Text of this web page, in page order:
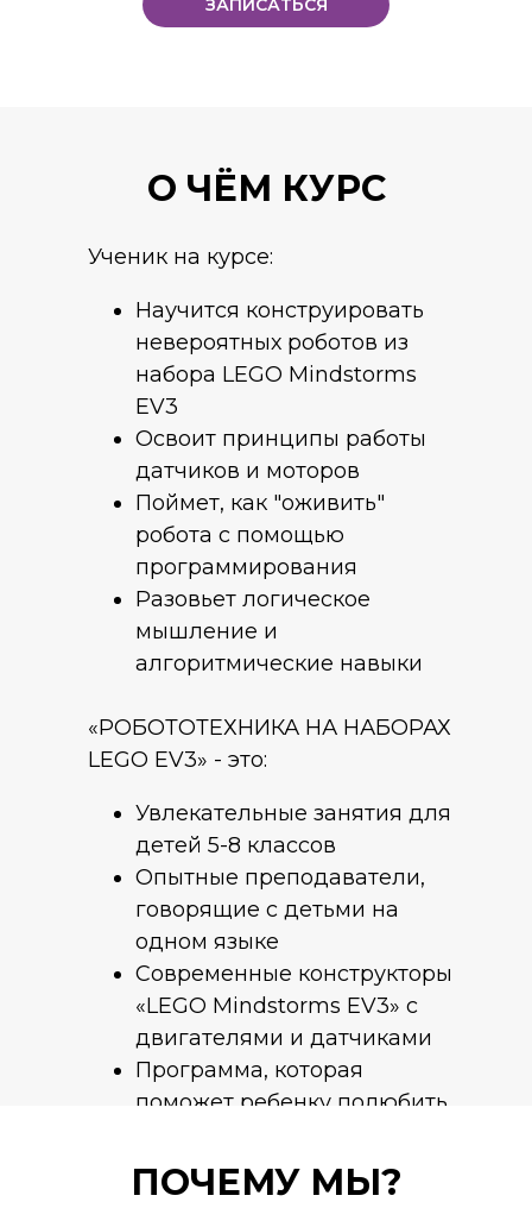
О ЧЁМ КУРС
Ученик на курсе:
Научится конструировать
невероятных роботов из
набора LEGO Mindstorms
EV3
Освоит принципы работы
датчиков и моторов
Поймет, как "оживить"
робота с помощью
программирования
Разовьет логическое
мышление и
алгоритмические навыки
«РОБОТОТЕХНИКА НА НАБОРАХ
LEGO EV3» - это:
Увлекательные занятия для
детей 5-8 классов
Опытные преподаватели,
говорящие с детьми на
одном языке
Современные конструкторы
«LEGO Mindstorms EV3» с
двигателями и датчиками
Программа, которая
поможет ребенку полюбить
ПОЧЕМУ МЫ?